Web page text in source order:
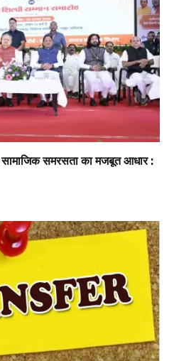
समरसता का मजबूत आधार :